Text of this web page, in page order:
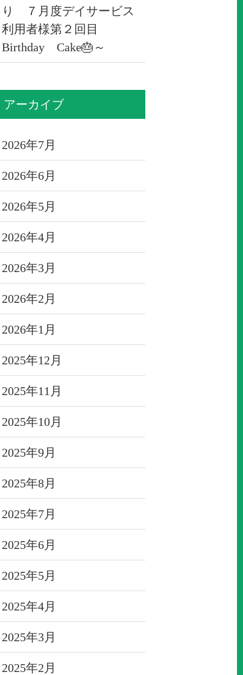
り ７月度デイサービス
利用者様第２回目
Birthday Cake🎂～
アーカイブ
2026年7月
2026年6月
2026年5月
2026年4月
2026年3月
2026年2月
2026年1月
2025年12月
2025年11月
2025年10月
2025年9月
2025年8月
2025年7月
2025年6月
2025年5月
2025年4月
2025年3月
2025年2月